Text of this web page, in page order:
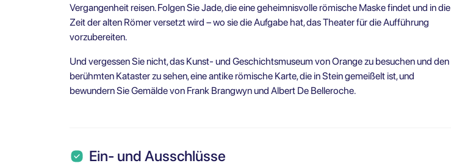
Vergangenheit reisen. Folgen Sie Jade, die eine geheimnisvolle römische Maske findet und in die
Zeit der alten Römer versetzt wird – wo sie die Aufgabe hat, das Theater für die Aufführung
vorzubereiten.
Und vergessen Sie nicht, das Kunst- und Geschichtsmuseum von Orange zu besuchen und den
berühmten Kataster zu sehen, eine antike römische Karte, die in Stein gemeißelt ist, und
bewundern Sie Gemälde von Frank Brangwyn und Albert De Belleroche.
Ein- und Ausschlüsse